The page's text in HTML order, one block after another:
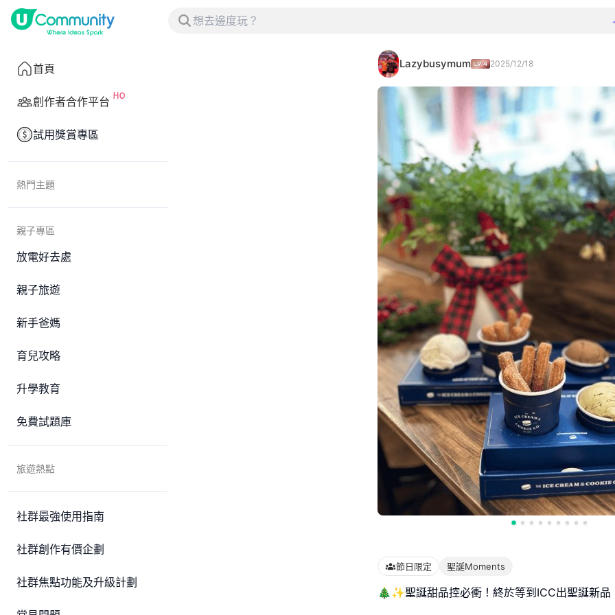
首頁
創作者合作平台
試用獎賞專區
熱門主題
親子專區
放電好去處
親子旅遊
新手爸媽
育兒攻略
升學教育
免費試題庫
旅遊熱點
社群最強使用指南
社群創作有價企劃
社群焦點功能及升級計劃
Lazybusymum 2025/12/18
節日限定 聖誕Moments
🎄✨聖誕甜品控必衝！終於等到ICC出聖誕新